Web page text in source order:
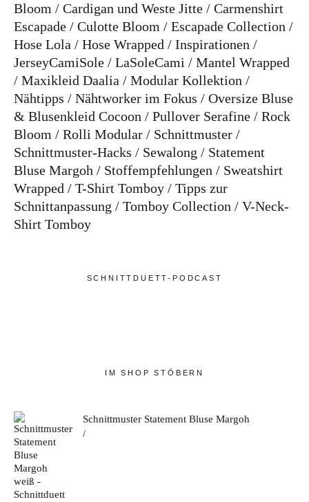
Bloom
Cardigan und Weste Jitte
Carmenshirt
Escapade
Culotte Bloom
Escapade Collection
Hose Lola
Hose Wrapped
Inspirationen
JerseyCamiSole
LaSoleCami
Mantel Wrapped
Maxikleid Daalia
Modular Kollektion
Nähtipps
Nähtworker im Fokus
Oversize Bluse
& Blusenkleid Cocoon
Pullover Serafine
Rock
Bloom
Rolli Modular
Schnittmuster
Schnittmuster-Hacks
Sewalong
Statement
Bluse Margoh
Stoffempfehlungen
Sweatshirt
Wrapped
T-Shirt Tomboy
Tipps zur
Schnittanpassung
Tomboy Collection
V-Neck-
Shirt Tomboy
SCHNITTDUETT-PODCAST
IM SHOP STÖBERN
Schnittmuster Statement Bluse Margoh